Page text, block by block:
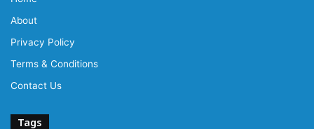
About
Privacy Policy
Terms & Conditions
Contact Us
Tags